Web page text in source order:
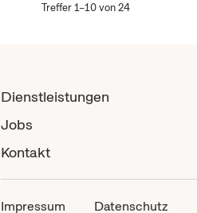
Treffer 1–10 von 24
Dienstleistungen
Jobs
Kontakt
Impressum Datenschutz